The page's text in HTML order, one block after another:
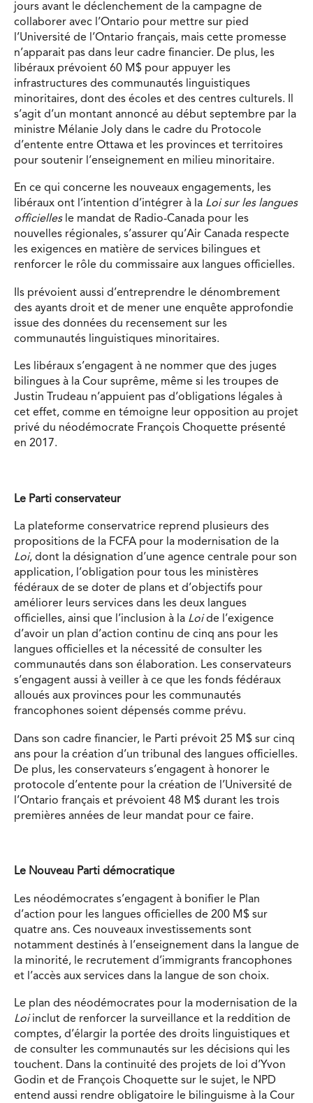
jours avant le déclenchement de la campagne de
collaborer avec l’Ontario pour mettre sur pied
l’Université de l’Ontario français, mais cette promesse
n’apparait pas dans leur cadre financier. De plus, les
libéraux prévoient 60 M$ pour appuyer les
infrastructures des communautés linguistiques
minoritaires, dont des écoles et des centres culturels. Il
s’agit d’un montant annoncé au début septembre par la
ministre Mélanie Joly dans le cadre du Protocole
d’entente entre Ottawa et les provinces et territoires
pour soutenir l’enseignement en milieu minoritaire.
En ce qui concerne les nouveaux engagements, les
libéraux ont l’intention d’intégrer à la Loi sur les langues
officiellesle mandat de Radio-Canada pour les
nouvelles régionales, s’assurer qu’Air Canada respecte
les exigences en matière de services bilingues et
renforcer le rôle du commissaire aux langues officielles.
Ils prévoient aussi d’entreprendre le dénombrement
des ayants droit et de mener une enquête approfondie
issue des données du recensement sur les
communautés linguistiques minoritaires.
Les libéraux s’engagent à ne nommer que des juges
bilingues à la Cour suprême, même si les troupes de
Justin Trudeau n’appuient pas d’obligations légales à
cet effet, comme en témoigne leur opposition au projet
privé du néodémocrate François Choquette présenté
en 2017.
Le Parti conservateur
La plateforme conservatrice reprend plusieurs des
propositions de la FCFA pour la modernisation de la
Loi, dont la désignation d’une agence centrale pour son
application, l’obligation pour tous les ministères
fédéraux de se doter de plans et d’objectifs pour
améliorer leurs services dans les deux langues
officielles, ainsi que l’inclusion à la Loide l’exigence
d’avoir un plan d’action continu de cinq ans pour les
langues officielles et la nécessité de consulter les
communautés dans son élaboration. Les conservateurs
s’engagent aussi à veiller à ce que les fonds fédéraux
alloués aux provinces pour les communautés
francophones soient dépensés comme prévu.
Dans son cadre financier, le Parti prévoit 25 M$ sur cinq
ans pour la création d’un tribunal des langues officielles.
De plus, les conservateurs s’engagent à honorer le
protocole d’entente pour la création de l’Université de
l’Ontario français et prévoient 48 M$ durant les trois
premières années de leur mandat pour ce faire.
Le Nouveau Parti démocratique
Les néodémocrates s’engagent à bonifier le Plan
d’action pour les langues officielles de 200 M$ sur
quatre ans. Ces nouveaux investissements sont
notamment destinés à l’enseignement dans la langue de
la minorité, le recrutement d’immigrants francophones
et l’accès aux services dans la langue de son choix.
Le plan des néodémocrates pour la modernisation de la
Loiinclut de renforcer la surveillance et la reddition de
comptes, d’élargir la portée des droits linguistiques et
de consulter les communautés sur les décisions qui les
touchent. Dans la continuité des projets de loi d’Yvon
Godin et de François Choquette sur le sujet, le NPD
entend aussi rendre obligatoire le bilinguisme à la Cour